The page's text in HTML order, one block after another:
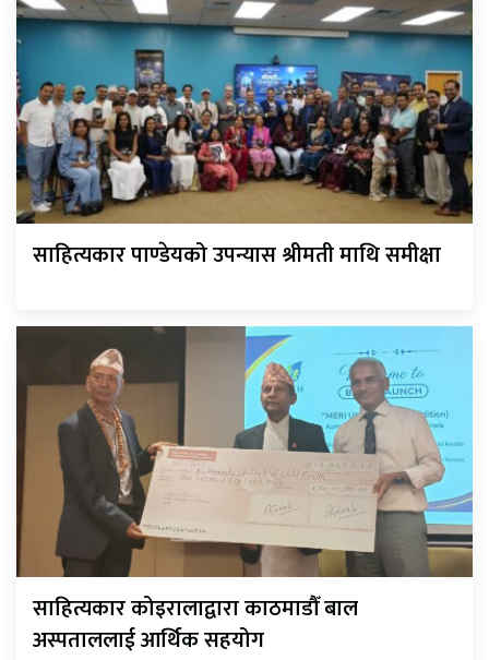
साहित्यकार पाण्डेयको उपन्यास श्रीमती माथि समीक्षा
साहित्यकार कोइरालाद्वारा काठमाडौँ बाल
अस्पताललाई आर्थिक सहयोग